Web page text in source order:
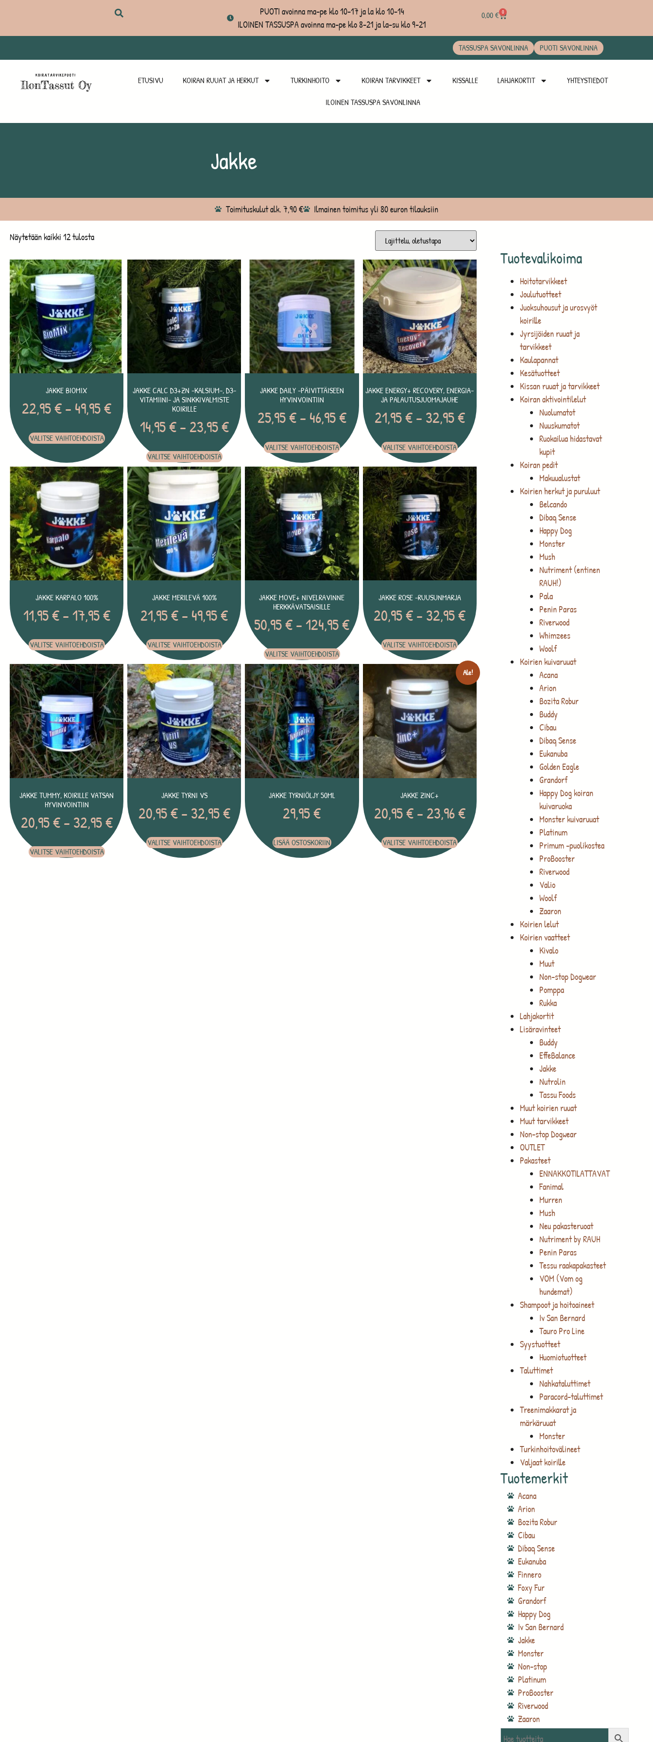
PUOTI avoinna ma-pe klo 10-17 ja la klo 10-14
ILOINEN TASSUSPA avoinna ma-pe klo 8-21 ja la-su klo 9-21
0,00€ 0
TASSUSPA SAVONLINNA PUOTI SAVONLINNA
ETUSIVU KOIRAN RUUAT JA HERKUT TURKINHOITO KOIRAN TARVIKKEET KISSALLE LAHJAKORTIT YHTEYSTIEDOT
ILOINEN TASSUSPA SAVONLINNA
Jakke
Toimituskulut alk. 7,90 € Ilmainen toimitus yli 80 euron tilauksiin
Tuotevalikoima
Hoitotarvikkeet
Joulutuotteet
Juoksuhousut ja urosvyöt
koirille
Jyrsijöiden ruuat ja
tarvikkeet
Kaulapannat
Kesätuotteet
Kissan ruuat ja tarvikkeet
Koiran aktivointilelut
Nuolumatot
Nuuskumatot
Ruokailua hidastavat
kupit
Koiran pedit
Makuualustat
Koirien herkut ja puruluut
Belcando
Dibaq Sense
Happy Dog
Monster
Mush
Nutriment (entinen
RAUH!)
Pala
Penin Paras
Riverwood
Whimzees
Woolf
Koirien kuivaruuat
Acana
Arion
Bozita Robur
Buddy
Cibau
Dibaq Sense
Eukanuba
Golden Eagle
Grandorf
Happy Dog koiran
kuivaruoka
Monster kuivaruuat
Platinum
Primum -puolikostea
ProBooster
Riverwood
Valio
Woolf
Zaaron
Koirien lelut
Koirien vaatteet
Kivalo
Muut
Non-stop Dogwear
Pomppa
Rukka
Lahjakortit
Lisäravinteet
Buddy
EffeBalance
Jakke
Nutrolin
Tassu Foods
Muut koirien ruuat
Muut tarvikkeet
Non-stop Dogwear
OUTLET
Pakasteet
ENNAKKOTILATTAVAT
Fanimal
Murren
Mush
Neu pakasteruoat
Nutriment by RAUH
Penin Paras
Tessu raakapakasteet
VOM (Vom og
hundemat)
Shampoot ja hoitoaineet
Iv San Bernard
Tauro Pro Line
Syystuotteet
Huomiotuotteet
Taluttimet
Nahkataluttimet
Paracord-taluttimet
Treenimakkarat ja
märkäruuat
Monster
Turkinhoitovälineet
Valjaat koirille
Tuotemerkit
Acana
Arion
Bozita Robur
Cibau
Dibaq Sense
Eukanuba
Finnero
Foxy Fur
Grandorf
Happy Dog
Iv San Bernard
Jakke
Monster
Non-stop
Platinum
ProBooster
Riverwood
Zaaron
Näytetään kaikki 12 tulosta
JAKKE BIOMIX
22,95€– 49,95€
VALITSE VAIHTOEHDOISTA
JAKKE CALC D3+ZN -KALSIUM-, D3-
VITAMIINI- JA SINKKIVALMISTE
KOIRILLE
14,95€– 23,95€
VALITSE VAIHTOEHDOISTA
JAKKE DAILY -PÄIVITTÄISEEN
HYVINVOINTIIN
25,95€– 46,95€
VALITSE VAIHTOEHDOISTA
JAKKE ENERGY+ RECOVERY, ENERGIA-
JA PALAUTUSJUOMAJAUHE
21,95€– 32,95€
VALITSE VAIHTOEHDOISTA
JAKKE KARPALO 100%
11,95€– 17,95€
VALITSE VAIHTOEHDOISTA
JAKKE MERILEVÄ 100%
21,95€– 49,95€
VALITSE VAIHTOEHDOISTA
JAKKE MOVE+ NIVELRAVINNE
HERKKÄVATSAISILLE
50,95€– 124,95€
VALITSE VAIHTOEHDOISTA
JAKKE ROSE -RUUSUNMARJA
20,95€– 32,95€
VALITSE VAIHTOEHDOISTA
JAKKE TUMMY, KOIRILLE VATSAN
HYVINVOINTIIN
20,95€– 32,95€
VALITSE VAIHTOEHDOISTA
JAKKE TYRNI VS
20,95€– 32,95€
VALITSE VAIHTOEHDOISTA
JAKKE TYRNIÖLJY 50ML
29,95€
LISÄÄ OSTOSKORIIN
Ale!
JAKKE ZINC+
20,95€– 23,96€
VALITSE VAIHTOEHDOISTA